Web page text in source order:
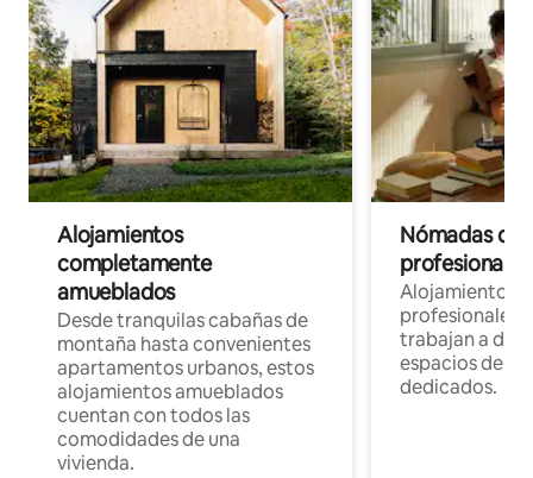
Alojamientos
completamente
amueblados
Desde tranquilas cabañas de
montaña hasta convenientes
apartamentos urbanos, estos
alojamientos amueblados
cuentan con todos las
comodidades de una
vivienda.
Nómadas
Alojamientos
profesionales
trabajan a
espacios de
dedicados.